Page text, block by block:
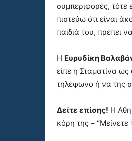
συμπεριφορές, τότε
πιστεύω ότι είναι
παιδιά του, πρέπει
Η Ευρυδίκη
είπε η Σταματίνα
τηλέφωνο ή να της
Δείτε επίσης! Η
κόρη της – “Μείνετε